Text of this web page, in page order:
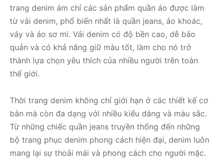
trang denim ám chỉ các sản phẩm quần áo được làm
từ vải denim, phổ biến nhất là quần jeans, áo khoác,
váy và áo sơ mi. Vải denim có độ bền cao, dễ bảo
quản và có khả năng giữ màu tốt, làm cho nó trở
thành lựa chọn yêu thích của nhiều người trên toàn
thế giới.
Thời trang denim không chỉ giới hạn ở các thiết kế cơ
bản mà còn đa dạng với nhiều kiểu dáng và màu sắc.
Từ những chiếc quần jeans truyền thống đến những
bộ trang phục denim phong cách hiện đại, denim luôn
mang lại sự thoải mái và phong cách cho người mặc.